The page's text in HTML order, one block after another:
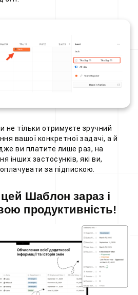
не тільки отримуєте зручний
вашої конкретної задачі, а й
ви платите лише раз, на
інших застосунків, які ви,
за підпискою.
Шаблон зараз і
продуктивність!